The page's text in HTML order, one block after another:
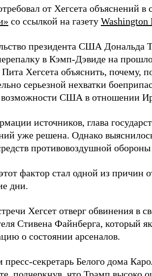
от Хегсета объяснений в
со ссылкой на газету Washington
президента США Дональда
в Кэмп-Дэвиде на
Хегсета объяснить, почему,
серьезной нехватки
США в отношении
источников, глава
уже решена. Однако
противовоздушной
фактор стал одной из причин
дни.
Хегсет отверг обвинения в
Стивена Файнберга, который
о состоянии арсеналов.
секретарь Белого дома